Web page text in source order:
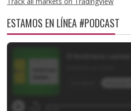
ESTAMOS EN LÍNEA #PODCAST